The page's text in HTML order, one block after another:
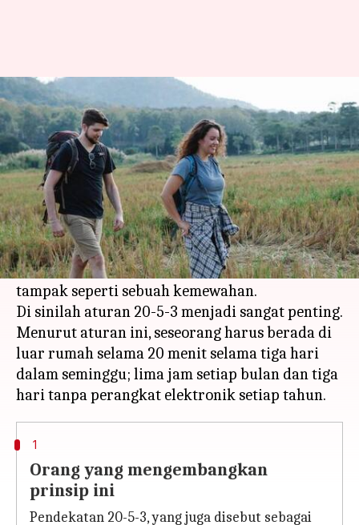
Prinsip 20-5-3: Terhubung
dengan alam
menulis Taufiq Al Jufri Nov 06, 2023 03:32 pm
Apa ceritanya
Teknologi telah membuat kita terbiasa dengan
kenyamanan rumah kita. Dan sekarang, pergi
keluar rumah dan menghabiskan waktu di alam
tampak seperti sebuah kemewahan.
Di sinilah aturan 20-5-3 menjadi sangat penting.
Menurut aturan ini, seseorang harus berada di
luar rumah selama 20 menit selama tiga hari
dalam seminggu; lima jam setiap bulan dan tiga
1
Orang yang mengembangkan
prinsip ini
Pendekatan 20-5-3, yang juga disebut sebagai